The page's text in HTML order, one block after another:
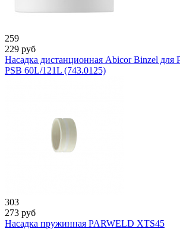
259
229 руб
Насадка дистанционная Abicor Binzel для
PSB 60L/121L (743.0125)
303
273 руб
Насадка пружинная PARWELD XTS45